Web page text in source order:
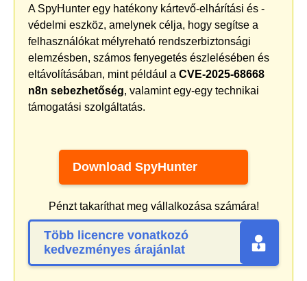
A SpyHunter egy hatékony kártevő-elhárítási és -
védelmi eszköz, amelynek célja, hogy segítse a
felhasználókat mélyreható rendszerbiztonsági
elemzésben, számos fenyegetés észlelésében és
eltávolításában, mint például a CVE-2025-68668
n8n sebezhetőség, valamint egy-egy technikai
támogatási szolgáltatás.
Download SpyHunter
Pénzt takaríthat meg vállalkozása számára!
Több licencre vonatkozó
kedvezményes árajánlat